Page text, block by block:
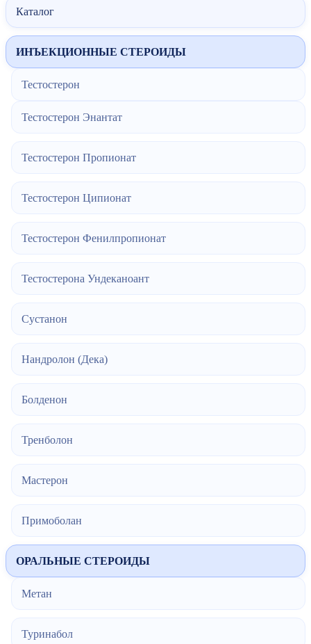
Каталог
ИНЪЕКЦИОННЫЕ СТЕРОИДЫ
Тестостерон
Тестостерон Энантат
Тестостерон Пропионат
Тестостерон Ципионат
Тестостерон Фенилпропионат
Тестостерона Ундеканоант
Сустанон
Нандролон (Дека)
Болденон
Тренболон
Мастерон
Примоболан
ОРАЛЬНЫЕ СТЕРОИДЫ
Метан
Туринабол